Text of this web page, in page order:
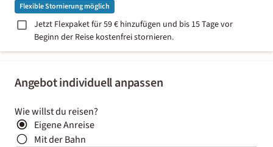
Angebot individuell anpassen
Wie willst du reisen?
Eigene Anreise
Mit der Bahn
Flexible Stornierung möglich
Jetzt Flexpaket für 59 € hinzufügen und bis 15 Tage vor
Beginn der Reise kostenfrei stornieren.